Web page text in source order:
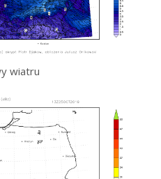
wiatru